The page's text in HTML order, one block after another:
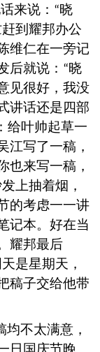
来说： “晓
到耀邦办公
维仁在一旁记
后就说： “晓
见很好，我没
讲话还是四部
给叶帅起草一
江写了一稿，
也来写一稿，
上抽着烟，
的考虑一一讲
记本。好在当
耀邦最后
是星期天，
稿子交给他带
不太满意，
日国庆节晚